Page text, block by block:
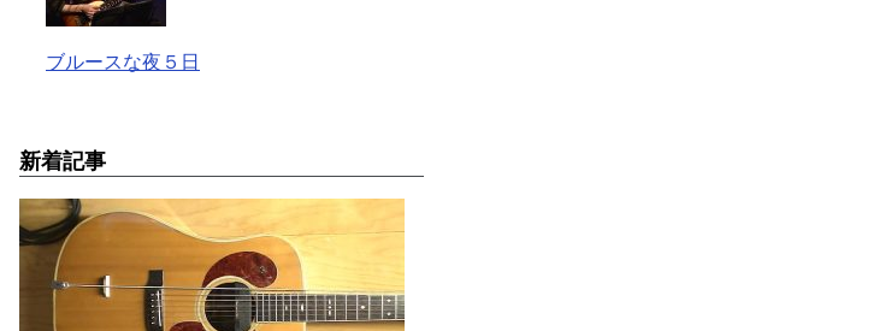
ブルースな夜５日
新着記事